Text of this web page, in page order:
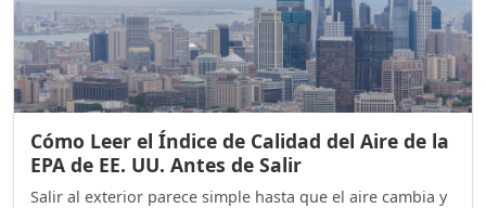
Cómo Leer el Índice de Calidad del Aire de la
EPA de EE. UU. Antes de Salir
Salir al exterior parece simple hasta que el aire cambia y